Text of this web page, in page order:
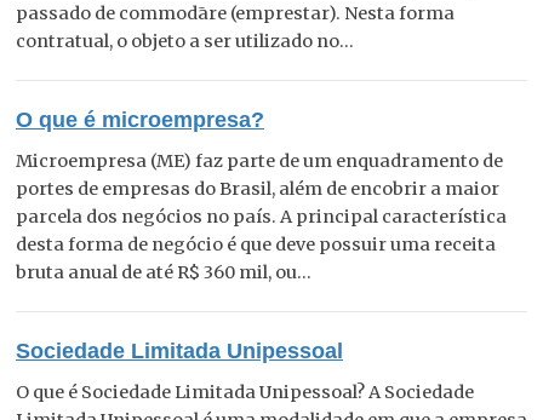
passado de commodāre (emprestar). Nesta forma
contratual, o objeto a ser utilizado no...
O que é microempresa?
Microempresa (ME) faz parte de um enquadramento de
portes de empresas do Brasil, além de encobrir a maior
parcela dos negócios no país. A principal característica
desta forma de negócio é que deve possuir uma receita
bruta anual de até R$ 360 mil, ou...
Sociedade Limitada Unipessoal
O que é Sociedade Limitada Unipessoal? A Sociedade